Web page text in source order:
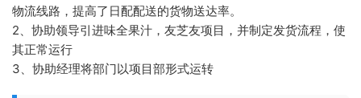
物流线路，提高了日配配送的货物送达率。
2、协助领导引进味全果汁，友芝友项目，并制定发货流程，使
其正常运行
3、协助经理将部门以项目部形式运转